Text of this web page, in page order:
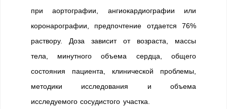
при аортографии, ангиокардиографии или
коронарографии, предпочтение отдается 76%
раствору. Доза зависит от возраста, массы
тела, минутного объема сердца, общего
состояния пациента, клинической проблемы,
методики исследования и объема
исследуемого сосудистого участка.